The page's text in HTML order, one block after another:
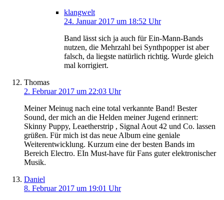
klangwelt
24. Januar 2017 um 18:52 Uhr
Band lässt sich ja auch für Ein-Mann-Bands
nutzen, die Mehrzahl bei Synthpopper ist aber
falsch, da liegste natürlich richtig. Wurde gleich
mal korrigiert.
Thomas
2. Februar 2017 um 22:03 Uhr
Meiner Meinug nach eine total verkannte Band! Bester
Sound, der mich an die Helden meiner Jugend erinnert:
Skinny Puppy, Leaetherstrip , Signal Aout 42 und Co. lassen
grüßen. Für mich ist das neue Album eine geniale
Weiterentwicklung. Kurzum eine der besten Bands im
Bereich Electro. EIn Must-have für Fans guter elektronischer
Musik.
Daniel
8. Februar 2017 um 19:01 Uhr